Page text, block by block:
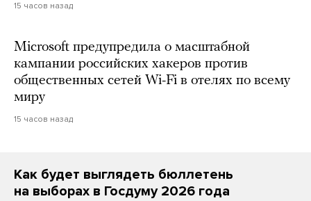
15 часов назад
Microsoft предупредила о масштабной
кампании российских хакеров против
общественных сетей Wi-Fi в отелях по всему
миру
15 часов назад
Как будет выглядеть бюллетень
на выборах в Госдуму 2026 года